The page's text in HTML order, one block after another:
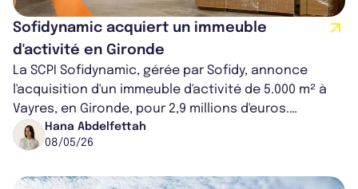
Sofidynamic acquiert un immeuble
d'activité en Gironde
La SCPI Sofidynamic, gérée par Sofidy, annonce
l'acquisition d'un immeuble d'activité de 5.000 m² à
Vayres, en Gironde, pour 2,9 millions d'euros.
Occupée par Pronatura jusqu'en 20...
Hana Abdelfettah
08/05/26